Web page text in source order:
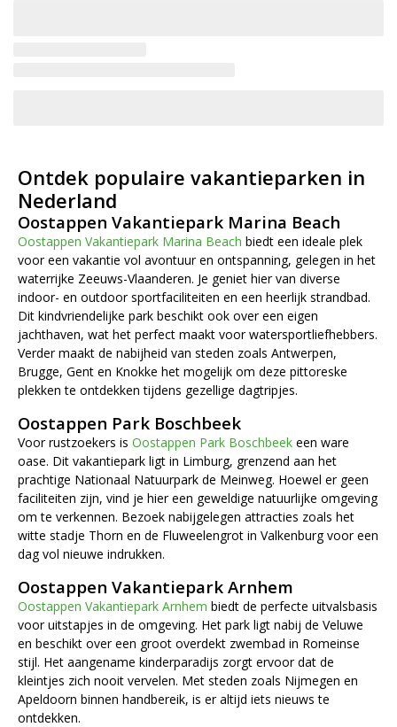
Ontdek populaire vakantieparken in
Nederland
Oostappen Vakantiepark Marina Beach
Oostappen Vakantiepark Marina Beach biedt een ideale plek
voor een vakantie vol avontuur en ontspanning, gelegen in het
waterrijke Zeeuws-Vlaanderen. Je geniet hier van diverse
indoor- en outdoor sportfaciliteiten en een heerlijk strandbad.
Dit kindvriendelijke park beschikt ook over een eigen
jachthaven, wat het perfect maakt voor watersportliefhebbers.
Verder maakt de nabijheid van steden zoals Antwerpen,
Brugge, Gent en Knokke het mogelijk om deze pittoreske
plekken te ontdekken tijdens gezellige dagtripjes.
Oostappen Park Boschbeek
Voor rustzoekers is Oostappen Park Boschbeek een ware
oase. Dit vakantiepark ligt in Limburg, grenzend aan het
prachtige Nationaal Natuurpark de Meinweg. Hoewel er geen
faciliteiten zijn, vind je hier een geweldige natuurlijke omgeving
om te verkennen. Bezoek nabijgelegen attracties zoals het
witte stadje Thorn en de Fluweelengrot in Valkenburg voor een
dag vol nieuwe indrukken.
Oostappen Vakantiepark Arnhem
Oostappen Vakantiepark Arnhem biedt de perfecte uitvalsbasis
voor uitstapjes in de omgeving. Het park ligt nabij de Veluwe
en beschikt over een groot overdekt zwembad in Romeinse
stijl. Het aangename kinderparadijs zorgt ervoor dat de
kleintjes zich nooit vervelen. Met steden zoals Nijmegen en
Apeldoorn binnen handbereik, is er altijd iets nieuws te
ontdekken.